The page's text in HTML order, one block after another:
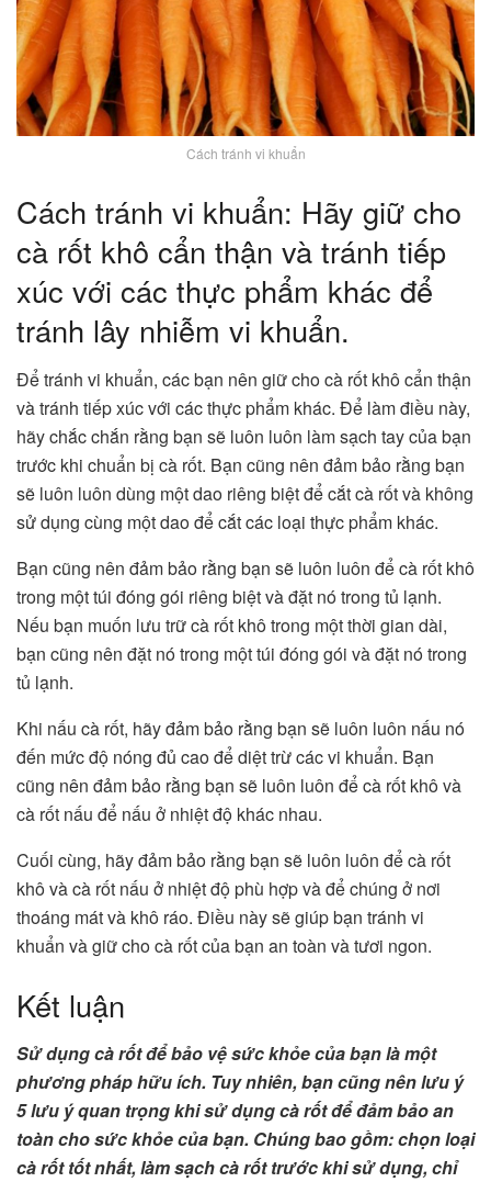
Cách tránh vi khuẩn
Cách tránh vi khuẩn: Hãy giữ cho
cà rốt khô cẩn thận và tránh tiếp
xúc với các thực phẩm khác để
tránh lây nhiễm vi khuẩn.
Để tránh vi khuẩn, các bạn nên giữ cho cà rốt khô cẩn thận
và tránh tiếp xúc với các thực phẩm khác. Để làm điều này,
hãy chắc chắn rằng bạn sẽ luôn luôn làm sạch tay của bạn
trước khi chuẩn bị cà rốt. Bạn cũng nên đảm bảo rằng bạn
sẽ luôn luôn dùng một dao riêng biệt để cắt cà rốt và không
sử dụng cùng một dao để cắt các loại thực phẩm khác.
Bạn cũng nên đảm bảo rằng bạn sẽ luôn luôn để cà rốt khô
trong một túi đóng gói riêng biệt và đặt nó trong tủ lạnh.
Nếu bạn muốn lưu trữ cà rốt khô trong một thời gian dài,
bạn cũng nên đặt nó trong một túi đóng gói và đặt nó trong
tủ lạnh.
Khi nấu cà rốt, hãy đảm bảo rằng bạn sẽ luôn luôn nấu nó
đến mức độ nóng đủ cao để diệt trừ các vi khuẩn. Bạn
cũng nên đảm bảo rằng bạn sẽ luôn luôn để cà rốt khô và
cà rốt nấu để nấu ở nhiệt độ khác nhau.
Cuối cùng, hãy đảm bảo rằng bạn sẽ luôn luôn để cà rốt
khô và cà rốt nấu ở nhiệt độ phù hợp và để chúng ở nơi
thoáng mát và khô ráo. Điều này sẽ giúp bạn tránh vi
khuẩn và giữ cho cà rốt của bạn an toàn và tươi ngon.
Kết luận
Sử dụng cà rốt để bảo vệ sức khỏe của bạn là một
phương pháp hữu ích. Tuy nhiên, bạn cũng nên lưu ý
5 lưu ý quan trọng khi sử dụng cà rốt để đảm bảo an
toàn cho sức khỏe của bạn. Chúng bao gồm: chọn loại
cà rốt tốt nhất, làm sạch cà rốt trước khi sử dụng, chỉ